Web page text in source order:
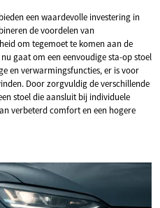
een waardevolle investering in
de voordelen van
om tegemoet te komen aan de
gaat om een eenvoudige sta-op stoel
en verwarmingsfuncties, er is voor
Door zorgvuldig de verschillende
stoel die aansluit bij individuele
verbeterd comfort en een hogere